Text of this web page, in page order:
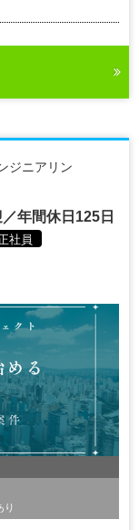
ジニアリン
年間休日125日
社員
り